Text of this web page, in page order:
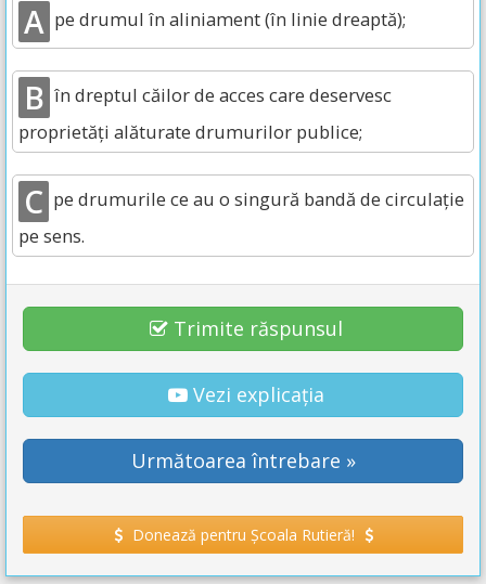
A pe drumul în aliniament (în linie dreaptă);
B în dreptul căilor de acces care deservesc
proprietăți alăturate drumurilor publice;
C pe drumurile ce au o singură bandă de circulație
pe sens.
Trimite răspunsul
Vezi explicația
Următoarea întrebare »
Donează pentru Școala Rutieră!